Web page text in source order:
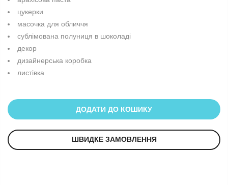
цукерки
масочка для обличчя
сублімована полуниця в шоколаді
декор
дизайнерська коробка
листівка
ДОДАТИ ДО КОШИКУ
ШВИДКЕ ЗАМОВЛЕННЯ